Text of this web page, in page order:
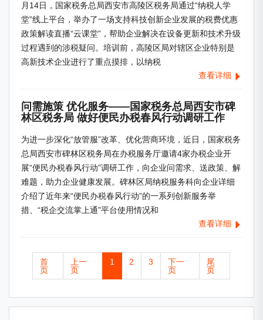
月14日，国家税务总局西安市高陵区税务局通过“纳税人学
堂”线上平台，举办了一场支持科技创新企业发展的税费优惠
政策解读直播“云课堂”，帮助企业解决在设备更新和技术升级
过程遇到的涉税疑问。培训前，高陵区局对辖区企业特别是
高新技术企业进行了重点摸排，以纳税
查看详细
问需施策 优化服务——国家税务总局西安市碑
林区税务局 做好便民办税春风行动调研工作
为进一步深化“放管服”改革、优化营商环境，近日，国家税务
总局西安市碑林区税务局在办税服务厅邀请4家办税企业开
展“便民办税春风行动”调研工作，向企业问需求、送政策、解
难题，助力企业健康发展。碑林区局纳税服务科向企业详细
介绍了近年来“便民办税春风行动”的一系列创新服务举
措、“税企交流掌上通”平台使用情况和
查看详细
首
页
上一
页
1 2 3
下一
页
尾
页